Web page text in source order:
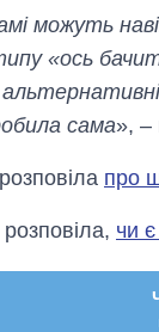
можуть
«ось
сама», –
про
розповіла, чи